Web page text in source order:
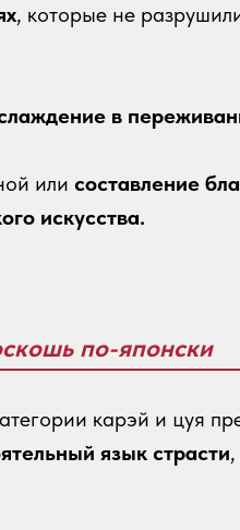
, которые не
в
или составление
искусства.
по-японски
карэй и цуя
язык страсти